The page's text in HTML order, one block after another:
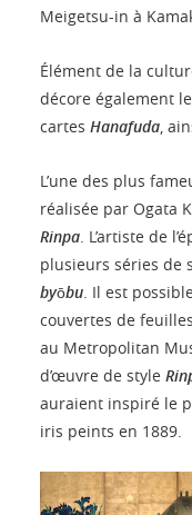
Meigetsu-in à
Élément de la
décore également
cartes Hanafuda ,
L’une des plus
réalisée par Ogata
Rinpa . L’artiste de
plusieurs séries de
byōbu . Il est
couvertes de
au Metropolitan
d’œuvre de style
auraient inspiré le
iris peints en 1889.